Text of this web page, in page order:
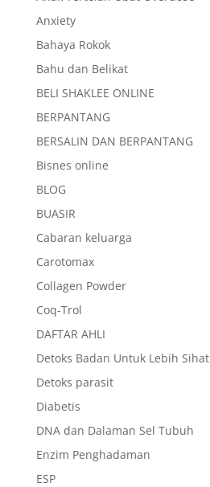
Anxiety
Bahaya Rokok
Bahu dan Belikat
BELI SHAKLEE ONLINE
BERPANTANG
BERSALIN DAN BERPANTANG
Bisnes online
BLOG
BUASIR
Cabaran keluarga
Carotomax
Collagen Powder
Coq-Trol
DAFTAR AHLI
Detoks Badan Untuk Lebih Sihat
Detoks parasit
Diabetis
DNA dan Dalaman Sel Tubuh
Enzim Penghadaman
ESP